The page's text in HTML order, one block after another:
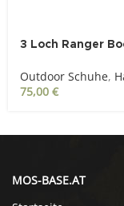
3 Loch Ranger
Outdoor Schuhe,
75,00 €
MOS-BASE.AT